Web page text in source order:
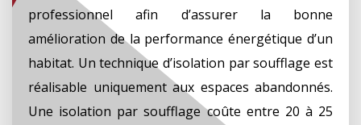
professionnel afin d’assurer la bonne
amélioration de la performance énergétique d’un
habitat. Un technique d’isolation par soufflage est
réalisable uniquement aux espaces abandonnés.
Une isolation par soufflage coûte entre 20 à 25